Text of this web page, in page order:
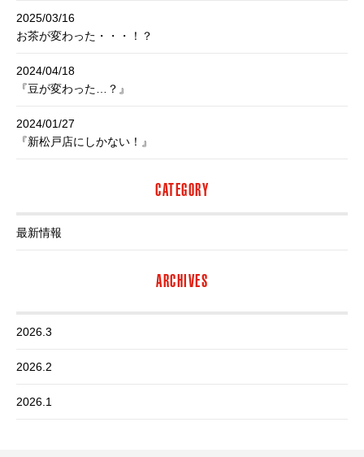
2025/03/16
お茶が変わった・・・！？
2024/04/18
『豆が変わった…？』
2024/01/27
『新松戸店にしかない！』
CATEGORY
最新情報
ARCHIVES
2026.3
2026.2
2026.1